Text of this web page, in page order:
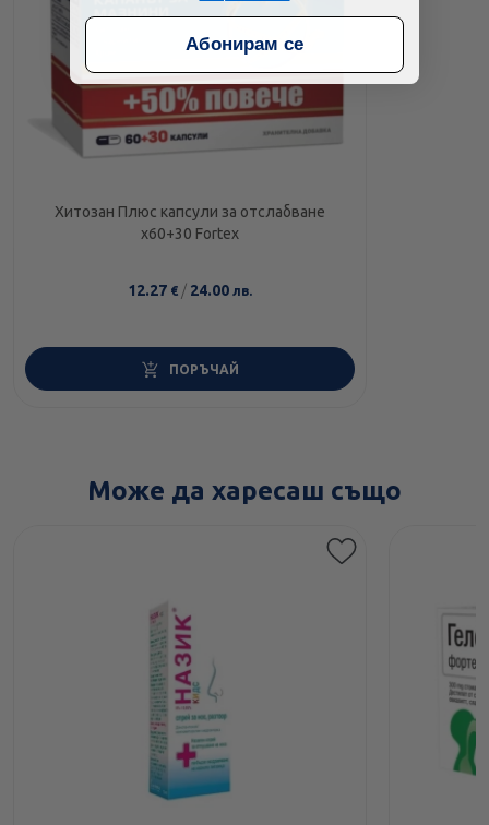
Хитозан Плюс капсули за отслабване
х60+30 Fortex
12.27 € / 24.00 лв.
ПОРЪЧАЙ
Може да харесаш също
Абонирам се